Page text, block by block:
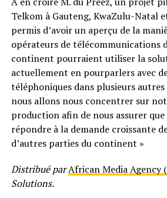
Telkom à Gauteng, KwaZulu-Natal
permis d’avoir un aperçu de la
opérateurs de télécommunications
continent pourraient utiliser la
actuellement en pourparlers avec
téléphoniques dans plusieurs
nous allons nous concentrer sur
production afin de nous assurer
répondre à la demande croissante
d’autres parties du continent »
Distribué parAfrican Media Agency
Solutions.